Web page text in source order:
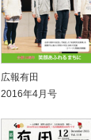
広報有田
2016年4月号